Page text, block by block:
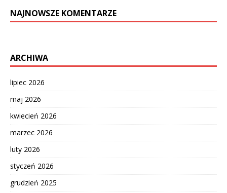
NAJNOWSZE KOMENTARZE
ARCHIWA
lipiec 2026
maj 2026
kwiecień 2026
marzec 2026
luty 2026
styczeń 2026
grudzień 2025